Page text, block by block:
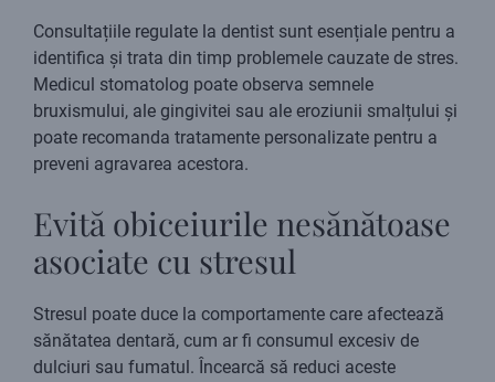
Consultațiile regulate la dentist sunt esențiale pentru a
identifica și trata din timp problemele cauzate de stres.
Medicul stomatolog poate observa semnele
bruxismului, ale gingivitei sau ale eroziunii smalțului și
poate recomanda tratamente personalizate pentru a
preveni agravarea acestora.
Evită obiceiurile nesănătoase
asociate cu stresul
Stresul poate duce la comportamente care afectează
sănătatea dentară, cum ar fi consumul excesiv de
dulciuri sau fumatul. Încearcă să reduci aceste